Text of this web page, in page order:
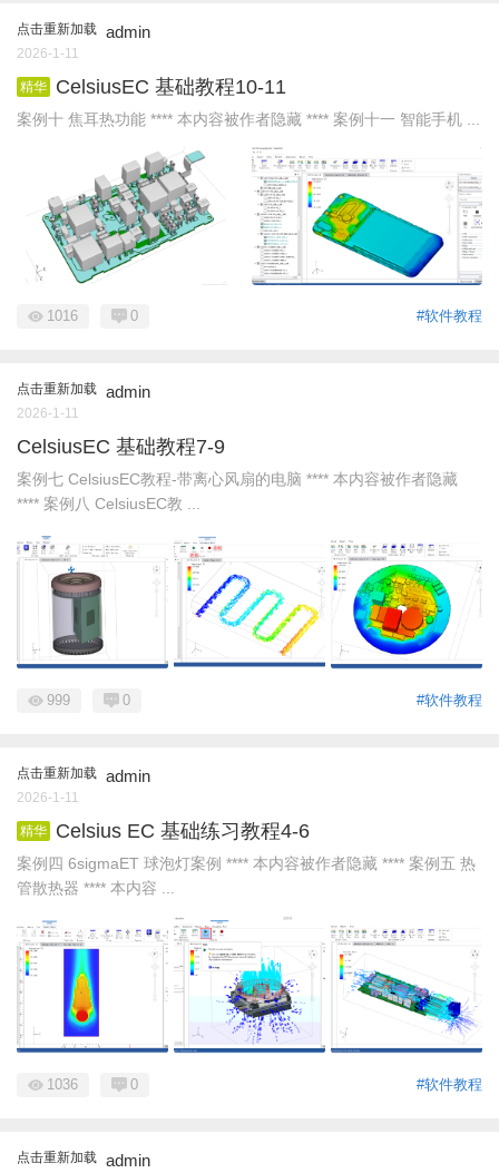
点击重新加载 admin
2026-1-11
精华 CelsiusEC 基础教程10-11
案例十 焦耳热功能 **** 本内容被作者隐藏 **** 案例十一 智能手机 ...
#软件教程
1016 0
点击重新加载 admin
2026-1-11
CelsiusEC 基础教程7-9
案例七 CelsiusEC教程-带离心风扇的电脑 **** 本内容被作者隐藏
**** 案例八 CelsiusEC教 ...
#软件教程
999 0
点击重新加载 admin
2026-1-11
精华 Celsius EC 基础练习教程4-6
案例四 6sigmaET 球泡灯案例 **** 本内容被作者隐藏 **** 案例五 热
管散热器 **** 本内容 ...
#软件教程
1036 0
点击重新加载 admin